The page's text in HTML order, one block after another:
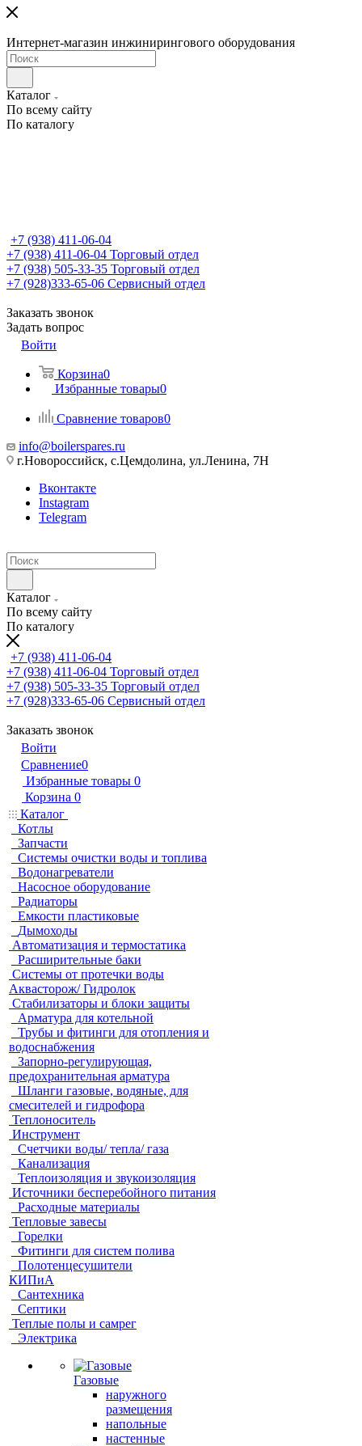
Интернет-магазин инжинирингового оборудования
Каталог
По всему сайту
По каталогу
+7 (938) 411-06-04
+7 (938) 411-06-04 Торговый отдел
+7 (938) 505-33-35 Торговый отдел
+7 (928)333-65-06 Сервисный отдел
Заказать звонок
Задать вопрос
Войти
Корзина0
Избранные товары0
Сравнение товаров0
info@boilerspares.ru
г.Новороссийск, с.Цемдолина, ул.Ленина, 7Н
Вконтакте
Instagram
Telegram
Каталог
По всему сайту
По каталогу
+7 (938) 411-06-04
+7 (938) 411-06-04 Торговый отдел
+7 (938) 505-33-35 Торговый отдел
+7 (928)333-65-06 Сервисный отдел
Заказать звонок
Войти
Сравнение0
Избранные товары 0
Корзина 0
Каталог
Котлы
Запчасти
Системы очистки воды и топлива
Водонагреватели
Насосное оборудование
Радиаторы
Емкости пластиковые
Дымоходы
Автоматизация и термостатика
Расширительные баки
Системы от протечки воды
Аквасторож/ Гидролок
Стабилизаторы и блоки защиты
Арматура для котельной
Трубы и фитинги для отопления и
водоснабжения
Запорно-регулирующая,
предохранительная арматура
Шланги газовые, водяные, для
смесителей и гидрофора
Теплоноситель
Инструмент
Счетчики воды/ тепла/ газа
Канализация
Теплоизоляция и звукоизоляция
Источники бесперебойного питания
Расходные материалы
Тепловые завесы
Горелки
Фитинги для систем полива
Полотенцесушители
КИПиА
Сантехника
Септики
Теплые полы и самрег
Электрика
Газовые
наружного
размещения
напольные
настенные